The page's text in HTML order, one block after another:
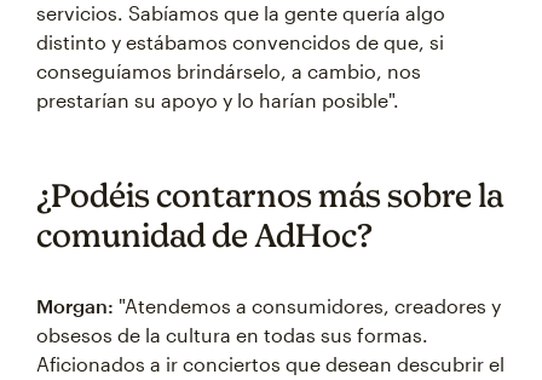
servicios. Sabíamos que la gente quería algo
distinto y estábamos convencidos de que, si
conseguíamos brindárselo, a cambio, nos
prestarían su apoyo y lo harían posible".
¿Podéis contarnos más sobre la
comunidad de AdHoc?
Morgan: "Atendemos a consumidores, creadores y
obsesos de la cultura en todas sus formas.
Aficionados a ir conciertos que desean descubrir el